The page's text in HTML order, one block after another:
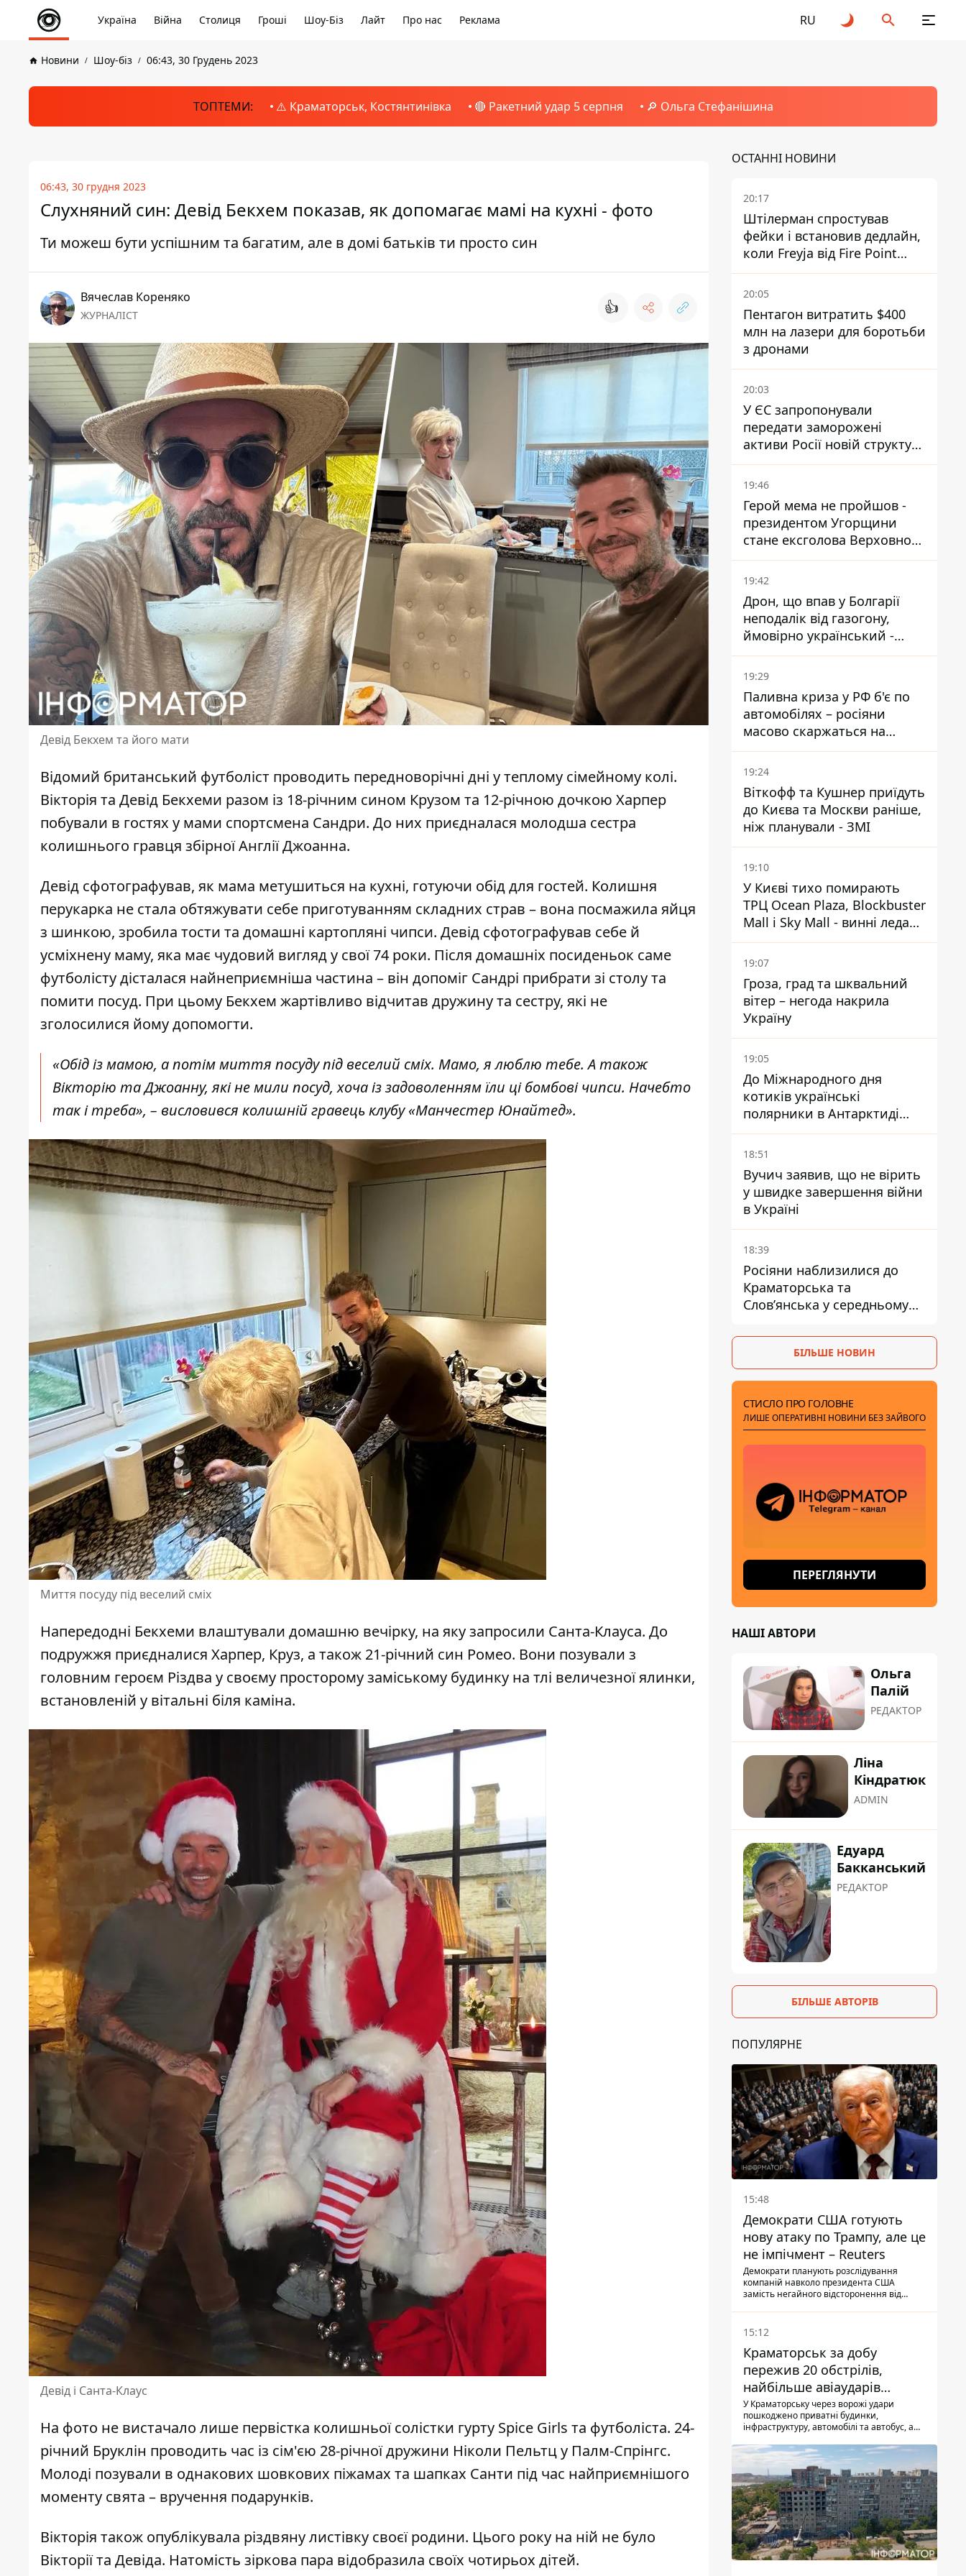
Україна Війна Столиця Гроші Шоу-Біз Лайт Про нас Реклама RU
Новини Шоу-біз 06:43, 30 Грудень 2023
ТОПТЕМИ: ⚠️ Краматорськ, Костянтинівка 🔴 Ракетний удар 5 серпня 🔎 Ольга Стефанішина
06:43, 30 грудня 2023
Слухняний син: Девід Бекхем показав, як допомагає мамі на кухні - фото
Ти можеш бути успішним та багатим, але в домі батьків ти просто син
Вячеслав Кореняко
ЖУРНАЛІСТ 👍
Девід Бекхем та його мати
Відомий британський футболіст проводить передноворічні дні у теплому сімейному колі.
Вікторія та Девід Бекхеми разом із 18-річним сином Крузом та 12-річною дочкою Харпер
побували в гостях у мами спортсмена Сандри. До них приєдналася молодша сестра
колишнього гравця збірної Англії Джоанна.
Девід сфотографував, як мама метушиться на кухні, готуючи обід для гостей. Колишня
перукарка не стала обтяжувати себе приготуванням складних страв – вона посмажила яйця
з шинкою, зробила тости та домашні картопляні чипси. Девід сфотографував себе й
усміхнену маму, яка має чудовий вигляд у свої 74 роки. Після домашніх посиденьок саме
футболісту дісталася найнеприємніша частина – він допоміг Сандрі прибрати зі столу та
помити посуд. При цьому Бекхем жартівливо відчитав дружину та сестру, які не
зголосилися йому допомогти.
«Обід із мамою, а потім миття посуду під веселий сміх. Мамо, я люблю тебе. А також
Вікторію та Джоанну, які не мили посуд, хоча із задоволенням їли ці бомбові чипси. Начебто
так і треба», – висловився колишній гравець клубу «Манчестер Юнайтед».
Миття посуду під веселий сміх
Напередодні Бекхеми влаштували домашню вечірку, на яку запросили Санта-Клауса. До
подружжя приєдналися Харпер, Круз, а також 21-річний син Ромео. Вони позували з
головним героєм Різдва у своєму просторому заміському будинку на тлі величезної ялинки,
встановленій у вітальні біля каміна.
Девід і Санта-Клаус
На фото не вистачало лише первістка колишньої солістки гурту Spice Girls та футболіста. 24-
річний Бруклін проводить час із сім'єю 28-річної дружини Ніколи Пельтцу Палм-Спрінгс.
Молоді позували в однакових шовкових піжамах та шапках Санти під час найприємнішого
моменту свята – вручення подарунків.
Вікторія також опублікувала різдвяну листівку своєї родини. Цього року на ній не було
Вікторії та Девіда. Натомість зіркова пара відобразила своїх чотирьох дітей.
ОСТАННІ НОВИНИ
20:17
Штілерман спростував
фейки і встановив дедлайн,
коли Freyja від Fire Point
повноцінно запрацює проти
балістики
20:05
Пентагон витратить $400
млн на лазери для боротьби
з дронами
20:03
У ЄС запропонували
передати заморожені
активи Росії новій структурі
блоку
19:46
Герой мема не пройшов -
президентом Угорщини
стане ексголова Верховного
Суду, якого критикував
Орбан
19:42
Дрон, що впав у Болгарії
неподалік від газогону,
ймовірно український -
Міноборони країни
19:29
Паливна криза у РФ б'є по
автомобілях – росіяни
масово скаржаться на
поломки через неякісний
бензин
19:24
Віткофф та Кушнер приїдуть
до Києва та Москви раніше,
ніж планували - ЗМІ
19:10
У Києві тихо помирають
ТРЦ Ocean Plaza, Blockbuster
Mall і Sky Mall - винні ледачі
менеджери й канібалізм
19:07
Гроза, град та шквальний
вітер – негода накрила
Україну
19:05
До Міжнародного дня
котиків українські
полярники в Антарктиді
показали своїх
18:51
Вучич заявив, що не вірить
у швидке завершення війни
в Україні
18:39
Росіяни наблизилися до
Краматорська та
Слов’янська у середньому
попередив про посилення
БІЛЬШЕ НОВИН
СТИСЛО ПРО ГОЛОВНЕ
ЛИШЕ ОПЕРАТИВНІ НОВИНИ БЕЗ ЗАЙВОГО
ПЕРЕГЛЯНУТИ
НАШІ АВТОРИ
Ольга
Палій
РЕДАКТОР
Ліна
Кіндратюк
ADMIN
Едуард
Бакканський
РЕДАКТОР
БІЛЬШЕ АВТОРІВ
ПОПУЛЯРНЕ
15:48
Демократи США готують
нову атаку по Трампу, але це
не імпічмент – Reuters
Демократи планують розслідування
компаній навколо президента США
замість негайного відсторонення від
15:12
Краматорськ за добу
пережив 20 обстрілів,
найбільше авіаударів
КАБ-250
У Краматорську через ворожі удари
пошкоджено приватні будинки,
інфраструктуру, автомобілі та автобус, а
одна людина і ще 15 отримали поранення